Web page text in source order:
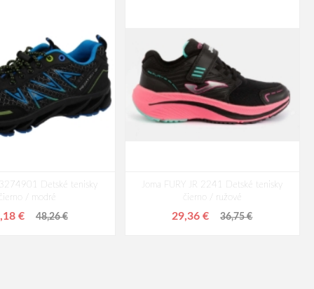
3274901 Detské tenisky
čierno / modré
€ 48,26 €
Joma FURY JR 2241 Detské tenisky
čierno / ružové
29,36 € 36,75 €